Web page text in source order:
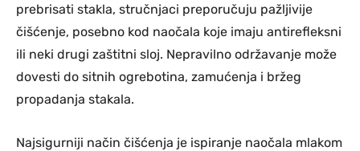
prebrisati stakla, stručnjaci preporučuju pažljivije
čišćenje, posebno kod naočala koje imaju antirefleksni
ili neki drugi zaštitni sloj. Nepravilno održavanje može
dovesti do sitnih ogrebotina, zamućenja i bržeg
propadanja stakala.
Najsigurniji način čišćenja je ispiranje naočala mlakom